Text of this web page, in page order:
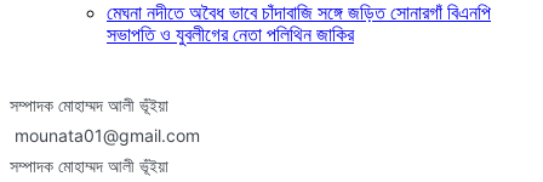
মেঘনা নদীতে অবৈধ ভাবে চাঁদাবাজি সঙ্গে জড়িত সোনারগাঁ বিএনপি
সভাপতি ও যুবলীগের নেতা পলিথিন জাকির
সম্পাদক মোহাম্মদ আলী ভূঁইয়া
mounata01@gmail.com
সম্পাদক মোহাম্মদ আলী ভূঁইয়া